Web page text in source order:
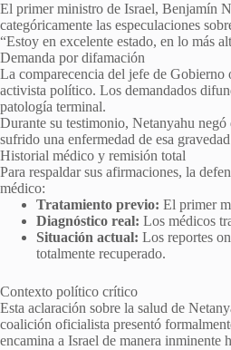
El primer ministro de Israel, Benjamín
categóricamente las especulaciones
“Estoy en excelente estado, en lo más
Demanda por difamación
La comparecencia del jefe de
activista político. Los demandados
patología terminal.
Durante su testimonio, Netanyahu
sufrido una enfermedad de esa
Historial médico y remisión total
Para respaldar sus afirmaciones, la
médico:
Tratamiento previo: El primer
Diagnóstico real: Los médicos
Situación actual: Los reportes
totalmente recuperado.
Contexto político crítico
Esta aclaración sobre la salud de
coalición oficialista presentó
encamina a Israel de manera inminente